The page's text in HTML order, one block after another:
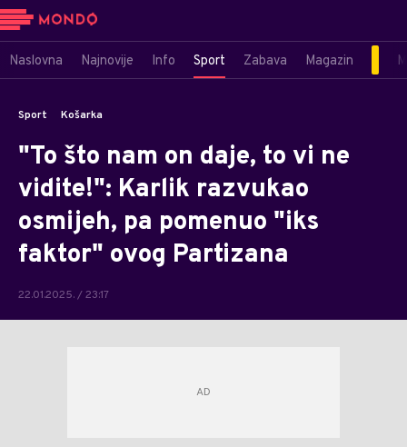
Naslovna Najnovije Info Sport Zabava Magazin
Sport Košarka
"To što nam on daje, to vi ne
vidite!": Karlik razvukao
osmijeh, pa pomenuo "iks
faktor" ovog Partizana
22.01.2025. / 23:17